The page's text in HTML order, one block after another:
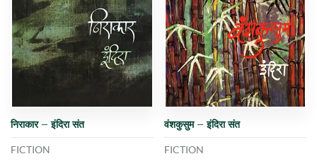
निराकार – इंदिरा संत
FICTION
वंशकुसुम – इंदिरा संत
FICTION